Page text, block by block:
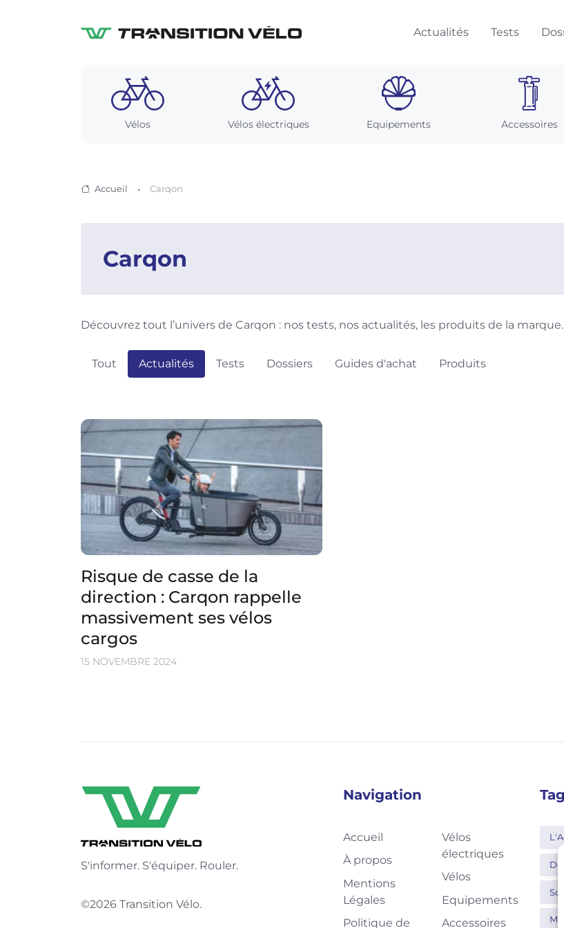
Actualités Tests
Vélos Vélos électriques Equipements Accessoires
Accueil Carqon
Carqon
Découvrez tout l’univers de Carqon : nos tests, nos actualités, les produits de la
Tout Actualités Tests Dossiers Guides d'achat Produits
Risque de casse de la
direction : Carqon rappelle
massivement ses vélos
cargos
15 NOVEMBRE 2024
S'informer. S'équiper. Rouler.
©2026 Transition Vélo.
Navigation
Accueil
À propos
Mentions
Légales
Politique de
Vélos
électriques
Vélos
Equipements
Accessoires